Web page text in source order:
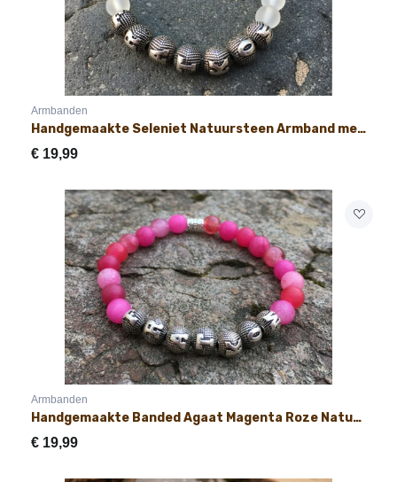
Armbanden
Handgemaakte Seleniet Natuursteen Armband met Naam 8mm
€ 19,99
Armbanden
Handgemaakte Banded Agaat Magenta Roze Natuursteen Armband met Naam 8mm
€ 19,99